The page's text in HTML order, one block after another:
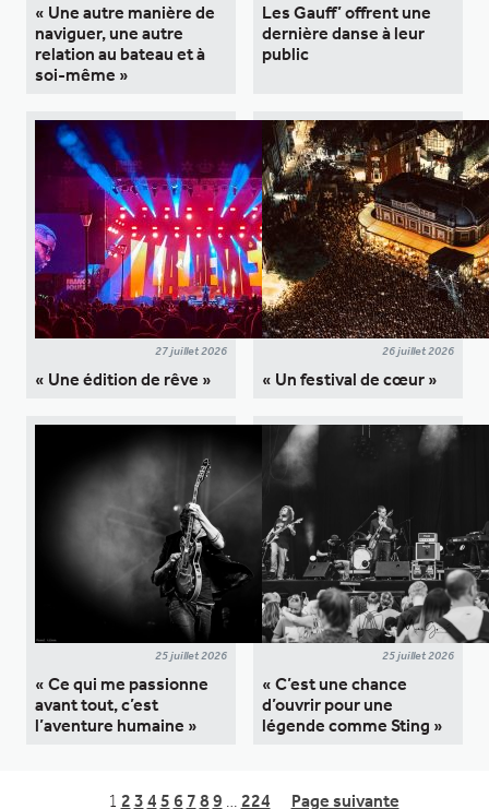
« Une autre manière de
naviguer, une autre
relation au bateau et à
soi-même »
Les Gauff’ offrent une
dernière danse à leur
public
27 juillet 2026
« Une édition de rêve »
26 juillet 2026
« Un festival de cœur »
25 juillet 2026
« Ce qui me passionne
avant tout, c’est
l’aventure humaine »
25 juillet 2026
« C’est une chance
d’ouvrir pour une
légende comme Sting »
1 2 3 4 5 6 7 8 9 224 Page suivante